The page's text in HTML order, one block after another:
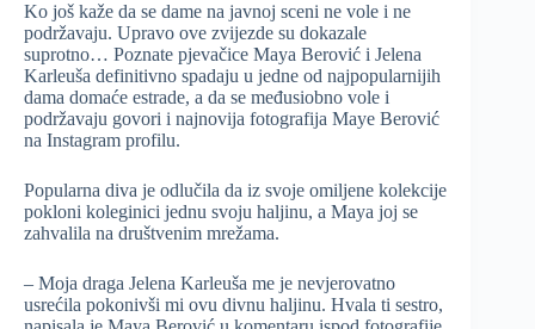
Ko još kaže da se dame na javnoj sceni ne vole i ne
podržavaju. Upravo ove zvijezde su dokazale
suprotno… Poznate pjevačice Maya Berović i Jelena
Karleuša definitivno spadaju u jedne od najpopularnijih
dama domaće estrade, a da se međusiobno vole i
podržavaju govori i najnovija fotografija Maye Berović
na Instagram profilu.
Popularna diva je odlučila da iz svoje omiljene kolekcije
pokloni koleginici jednu svoju haljinu, a Maya joj se
zahvalila na društvenim mrežama.
– Moja draga Jelena Karleuša me je nevjerovatno
usrećila pokonivši mi ovu divnu haljinu. Hvala ti sestro,